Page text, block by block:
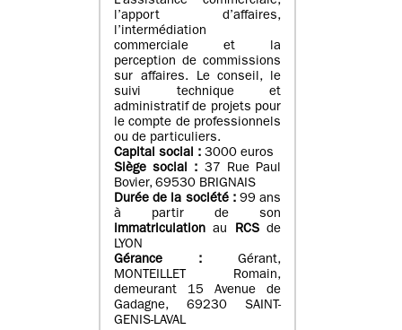
l’apport d’affaires,
l’intermédiation
commerciale et la
perception de commissions
sur affaires. Le conseil, le
suivi technique et
administratif de projets pour
le compte de professionnels
ou de particuliers.
Capital social : 3000 euros
Siège social : 37 Rue Paul
Bovier, 69530 BRIGNAIS
Durée de la société : 99 ans
à partir de son
immatriculation au RCSde
LYON
Gérance :
Gérant,
MONTEILLET Romain,
demeurant 15 Avenue de
Gadagne, 69230 SAINT-
GENIS-LAVAL